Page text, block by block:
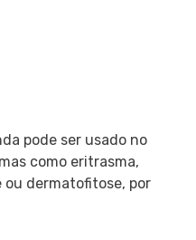
pode ser usado no
como eritrasma,
dermatofitose, por